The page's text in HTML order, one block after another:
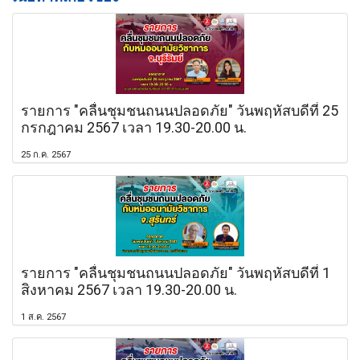
รายการ "คลื่นชุมชนถนนปลอดภัย" วันพฤหัสบดีที่ 25
กรกฎาคม 2567 เวลา 19.30-20.00 น.
25 ก.ค. 2567
รายการ "คลื่นชุมชนถนนปลอดภัย" วันพฤหัสบดีที่ 1
สิงหาคม 2567 เวลา 19.30-20.00 น.
1 ส.ค. 2567